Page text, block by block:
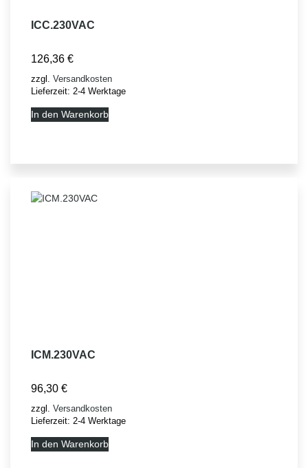
ICC.230VAC
126,36 €
zzgl. Versandkosten
Lieferzeit: 2-4 Werktage
In den Warenkorb
ICM.230VAC
96,30 €
zzgl. Versandkosten
Lieferzeit: 2-4 Werktage
In den Warenkorb